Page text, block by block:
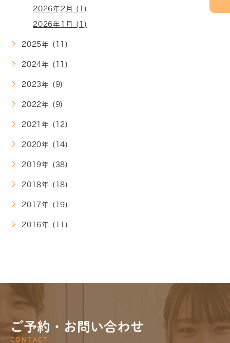
2026年2月 (1)
2026年1月 (1)
2025年 (11)
2024年 (11)
2023年 (9)
2022年 (9)
2021年 (12)
2020年 (14)
2019年 (38)
2018年 (18)
2017年 (19)
2016年 (11)
ご予約・お問い合わせ
CONTACT